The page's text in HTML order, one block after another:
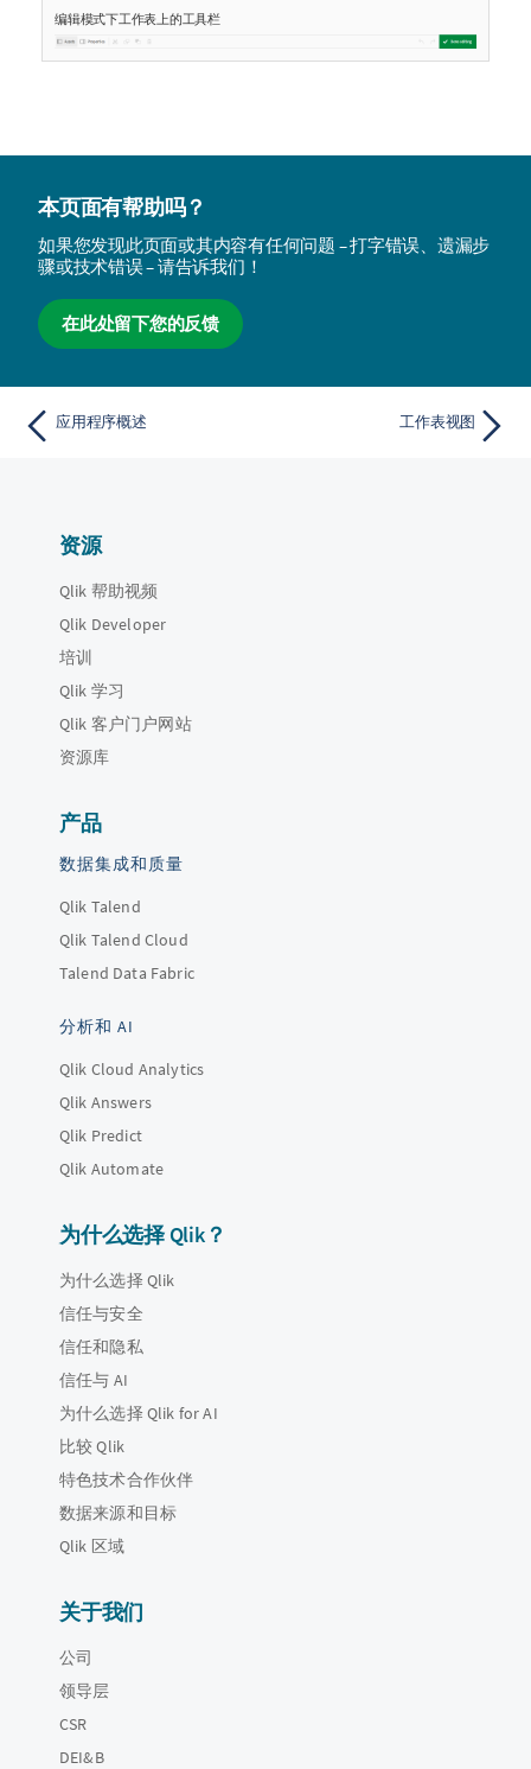
编辑模式下工作表上的工具栏
本页面有帮助吗？
如果您发现此页面或其内容有任何问题 – 打字错误、遗漏步
骤或技术错误 – 请告诉我们！
在此处留下您的反馈
应用程序概述 工作表视图
资源
Qlik 帮助视频
Qlik Developer
培训
Qlik 学习
Qlik 客户门户网站
资源库
产品
数据集成和质量
Qlik Talend
Qlik Talend Cloud
Talend Data Fabric
分析和 AI
Qlik Cloud Analytics
Qlik Answers
Qlik Predict
Qlik Automate
为什么选择 Qlik？
为什么选择 Qlik
信任与安全
信任和隐私
信任与 AI
为什么选择 Qlik for AI
比较 Qlik
特色技术合作伙伴
数据来源和目标
Qlik 区域
关于我们
公司
领导层
CSR
DEI&B